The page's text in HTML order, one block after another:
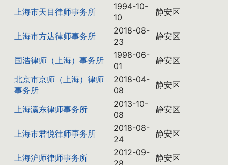
上海市天目律师事务所
1994-10-
10
静安区
上海市方达律师事务所
2018-08-
23
静安区
国浩律师（上海）事务所
1998-06-
01
静安区
北京市京师（上海）律师
事务所
2018-04-
08
静安区
上海瀛东律师事务所
2013-10-
08
静安区
上海市君悦律师事务所
2018-08-
24
静安区
上海沪师律师事务所
2012-09-
静安区